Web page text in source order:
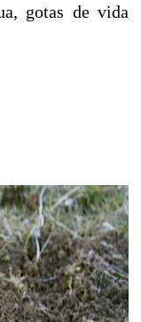
gotas de vida